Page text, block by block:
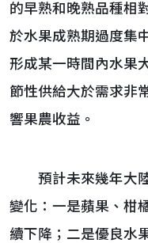
的早熟和晚熟品種相
於水果成熟期過度集
形成某一時間內水果
節性供給大於需求非
響果農收益。
預計未來幾年大陸
變化：一是蘋果、柑
續下降；二是優良水